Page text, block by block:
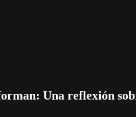
Una reflexión